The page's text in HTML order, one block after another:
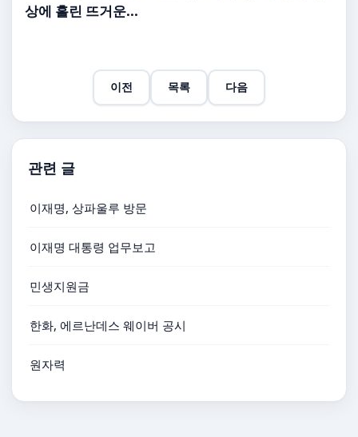
상에 흘린 뜨거운...
이전 목록 다음
관련 글
이재명, 상파울루 방문
이재명 대통령 업무보고
민생지원금
한화, 에르난데스 웨이버 공시
원자력